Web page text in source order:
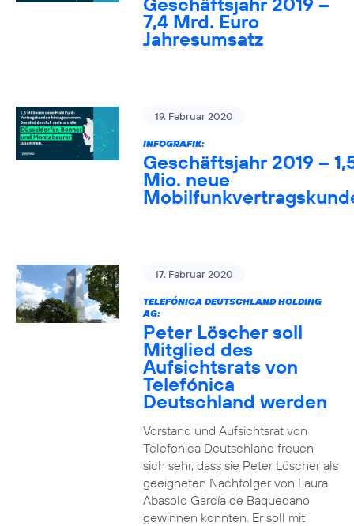
7,4 Mrd. Euro
Jahresumsatz
19. Februar 2020
INFOGRAFIK:
Geschäftsjahr 2019 –
Mio. neue
17. Februar 2020
TELEFÓNICA DEUTSCHLAND HOLDING
AG:
Peter Löscher soll
Mitglied des
Aufsichtsrats von
Telefónica
Deutschland werden
Vorstand und Aufsichtsrat von
Telefónica Deutschland freuen
sich sehr, dass sie Peter Löscher als
geeigneten Nachfolger von Laura
Abasolo García de Baquedano
gewinnen konnten. Er soll mit